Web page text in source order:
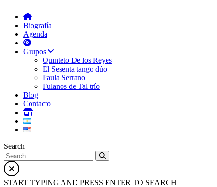
Biografía
Agenda
Grupos
Quinteto De los Reyes
El Sesenta tango dúo
Paula Serrano
Fulanos de Tal trío
Blog
Contacto
Search
START TYPING AND PRESS ENTER TO SEARCH